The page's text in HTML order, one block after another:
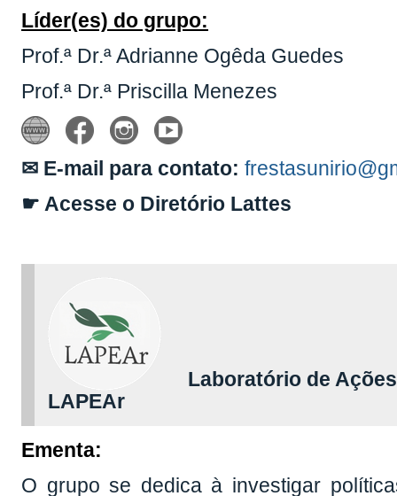
Líder(es) do grupo:
Prof.ª Dr.ª Adrianne Ogêda Guedes
Prof.ª Dr.ª Priscilla Menezes
✉ E-mail para contato:
☛ Acesse o Diretório Lattes
Laboratório de Ações
LAPEAr
Ementa:
O grupo se dedica à investigar